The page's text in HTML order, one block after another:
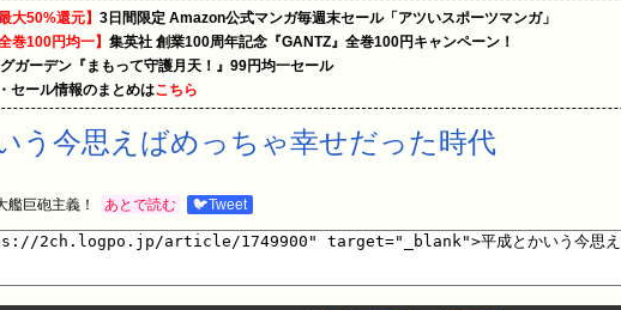
大50%還元】 3日間限定 Amazon公式マンガ毎週末セール「アツいスポーツマンガ」
巻100円均一】 集英社 創業100周年記念『GANTZ』全巻100円キャンペーン！
ガーデン『まもって守護月天！』99円均一セール
セール情報のまとめはこちら
う今思えばめっちゃ幸せだった時代
艦巨砲主義！ あとで読む 🐦Tweet